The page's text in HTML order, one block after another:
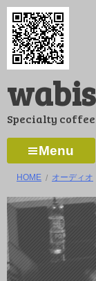
コ
ン
ツ
ス
ッ
Specialty
Menu
HOME オーディオ